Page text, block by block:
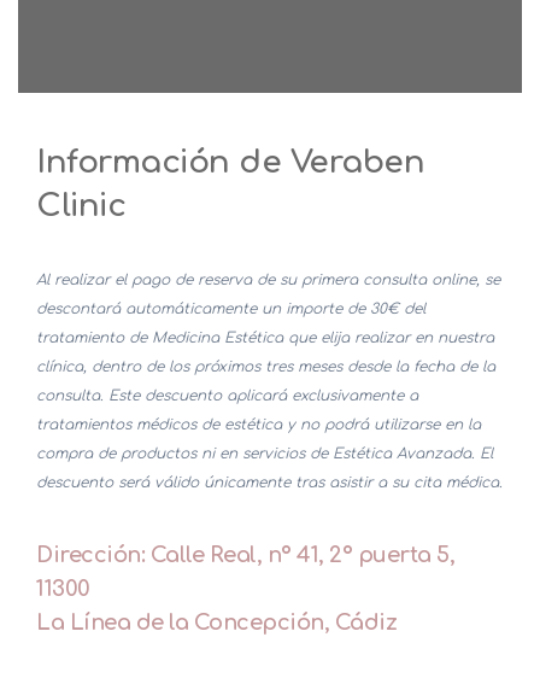
Información de Veraben
Clinic
Al realizar el pago de reserva de su primera consulta online, se
descontará automáticamente un importe de 30€ del
tratamiento de Medicina Estética que elija realizar en nuestra
clínica, dentro de los próximos tres meses desde la fecha de la
consulta. Este descuento aplicará exclusivamente a
tratamientos médicos de estética y no podrá utilizarse en la
compra de productos ni en servicios de Estética Avanzada. El
descuento será válido únicamente tras asistir a su cita médica.
Dirección: Calle Real, nº 41, 2º puerta 5,
11300
La Línea de la Concepción, Cádiz